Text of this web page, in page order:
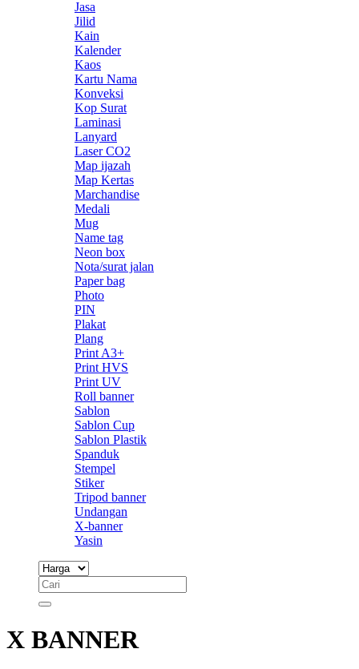
Jasa
Jilid
Kain
Kalender
Kaos
Kartu Nama
Konveksi
Kop Surat
Laminasi
Lanyard
Laser CO2
Map ijazah
Map Kertas
Marchandise
Medali
Mug
Name tag
Neon box
Nota/surat jalan
Paper bag
Photo
PIN
Plakat
Plang
Print A3+
Print HVS
Print UV
Roll banner
Sablon
Sablon Cup
Sablon Plastik
Spanduk
Stempel
Stiker
Tripod banner
Undangan
X-banner
Yasin
X BANNER